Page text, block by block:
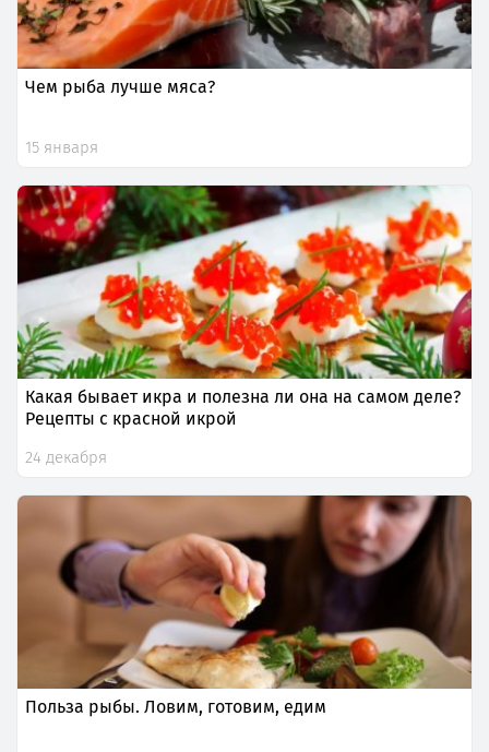
Чем рыба лучше мяса?
15 января
Какая бывает икра и полезна ли она на самом деле?
Рецепты с красной икрой
24 декабря
Польза рыбы. Ловим, готовим, едим